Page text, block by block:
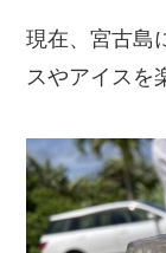
現在、宮古島
スやアイスを